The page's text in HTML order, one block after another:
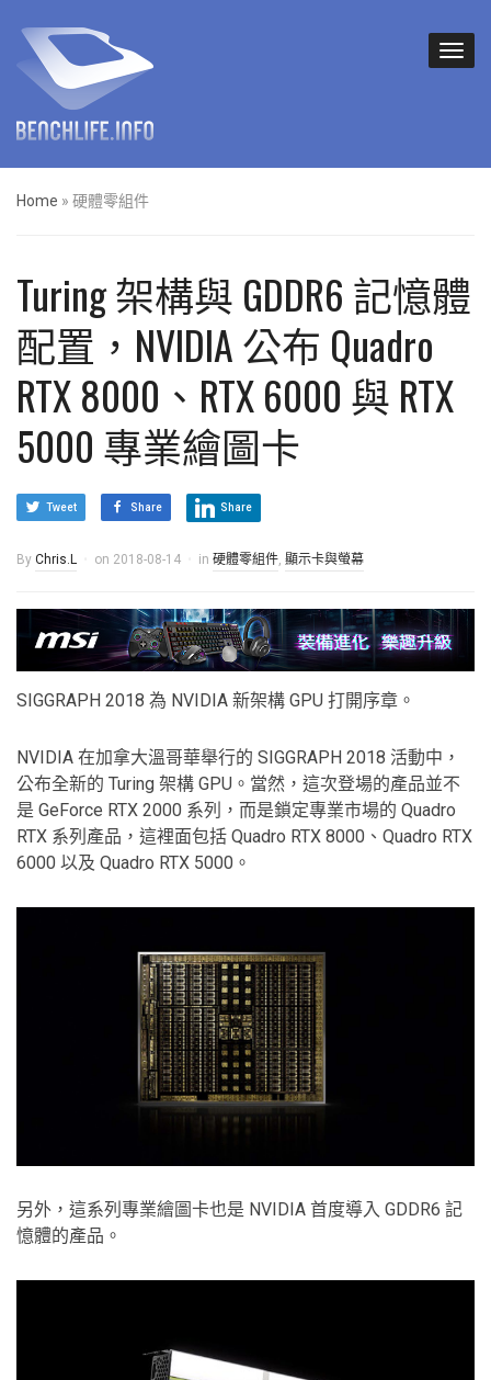
Home » 硬體零組件
Turing 架構與 GDDR6 記憶體
配置，NVIDIA 公布 Quadro
RTX 8000、RTX 6000 與 RTX
5000 專業繪圖卡
Tweet Share Share
By Chris.L on 2018-08-14 in 硬體零組件, 顯示卡與螢幕
SIGGRAPH 2018 為 NVIDIA 新架構 GPU 打開序章。
NVIDIA 在加拿大溫哥華舉行的 SIGGRAPH 2018 活動中，
公布全新的 Turing 架構 GPU。當然，這次登場的產品並不
是 GeForce RTX 2000 系列，而是鎖定專業市場的 Quadro
RTX 系列產品，這裡面包括 Quadro RTX 8000、Quadro RTX
6000 以及 Quadro RTX 5000。
另外，這系列專業繪圖卡也是 NVIDIA 首度導入 GDDR6 記
憶體的產品。